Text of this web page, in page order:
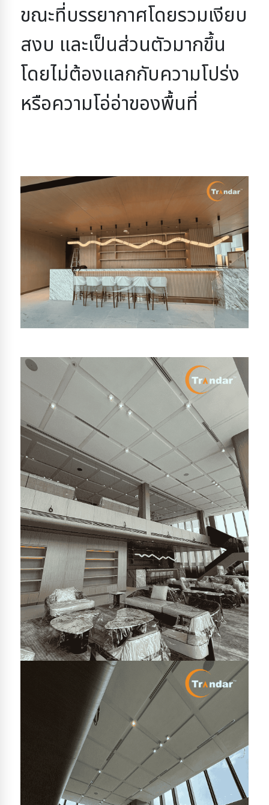
ขณะที่บรรยากาศโดยรวมเงียบ
โดยไม่ต้องแลกกับความโปร่ง
หรือความโอ่อ่าของพื้นที่